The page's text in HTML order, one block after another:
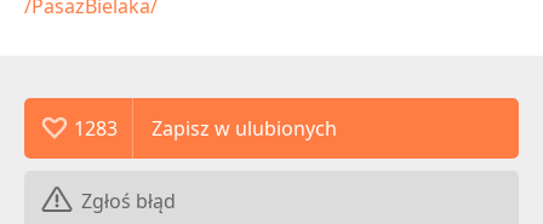
/PasazBielaka/
1283
Zgłoś błąd